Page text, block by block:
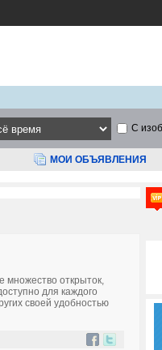
С
МОИ ОБЪЯВЛЕНИЯ
множество открыток,
для каждого
своей удобностью